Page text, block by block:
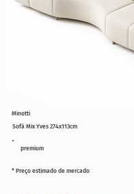
premium
Sofá Mix Yves 274x113cm
* Preço estimado de mercado
Minotti